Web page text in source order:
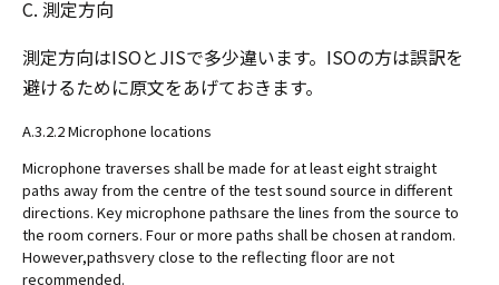
C. 測定方向
測定方向はISOとJISで多少違います。ISOの方は誤訳を
避けるために原文をあげておきます。
A.3.2.2 Microphone locations
Microphone traverses shall be made for at least eight straight
paths away from the centre of the test sound source in different
directions. Key microphone pathsare the lines from the source to
the room corners. Four or more paths shall be chosen at random.
However,pathsvery close to the reflecting floor are not
recommended.